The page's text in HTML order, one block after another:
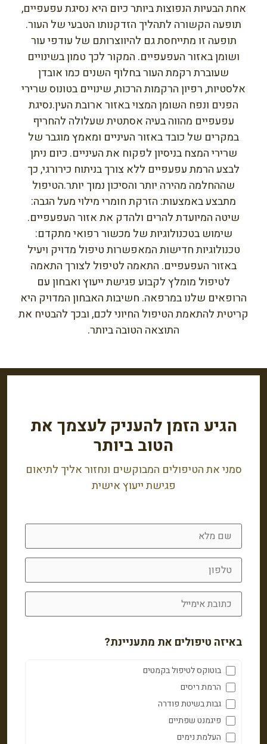
אחת הבעיות הנפוצות ביותר כיום היא נסיגת עפעפיים,
תופעה הקשורה לתהליך הזדקנותו הטבעי של העור.
תופעה זו מתייחסת גם להיווצרותם של עודפי עור
ושומן באזור העפעפיים. המקור לכך טמון בשינויים
שעוברת רקמת העור בחלוף השנים כמו אובדן
אלסטיות, רפיון הרקמות הרכות, שינויים בטונוס שרירי
הפנים ונפח השומן המצוי באזור ארובת העין.נסיגת
עפעפיים מהווה בעיה אסתטית שעלולה להחריף
במקרים של כובד באזור העיניים ומאמץ מוגבר של
שרירי המצח בניסיון לפקוח את העיניים. כיום ניתן
לבצע הרמת עפעפיים ללא צורך בניתוח כירורגי, כך
שההחלמה מהירה יותר והסיכון נמוך יותר.הטיפול
מתבצע באמצעות: הזרקת חומרי מילוי מעל הגבה:
שיטה המיועדת להרים ולהדק את אזור העפעפיים.
שימוש בטכנולוגיות של מכשור רפואי מתקדם:
טכנולוגיות חדישות המאפשרות טיפול מדויק ויעיל
באזור העפעפיים. התאמה לטיפול לצורך התאמה
לטיפול מומלץ לקבוע פגישת ייעוץ ואבחון עם
הרופאים שלנו במרפאה. חשיבות האבחון המדויק היא
קריטית להתאמת הטיפול החיוני לכם, ובכך להבטיח את
התוצאה הטובה ביותר.
הגיע הזמן להעניק לעצמך את
הטוב ביותר
סמני את הטיפולים המבוקשים ונחזור אליך לתיאום
פגישת ייעוץ אישית
באיזה טיפולים את מתעניינת?
בוטוקס לטיפול בקמטים
הרמת ריסים
גבות בשיטת פודרה
פיגמנט שפתיים
העלמת נימים